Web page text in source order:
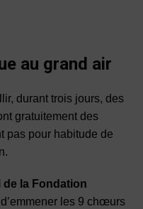
au grand air
durant trois jours, des
gratuitement des
pas pour habitude de
de la Fondation
les 9 chœurs